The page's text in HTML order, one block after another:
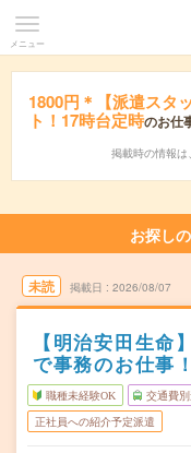
メニュー
1800円＊【派遣スタ
ト！17時台定時のお仕
掲載時の情報は、
お探し
未読 掲載日 2026/08/07
【明治安田生命
で事務のお仕事
職種未経験OK 交通費
正社員への紹介予定派遣